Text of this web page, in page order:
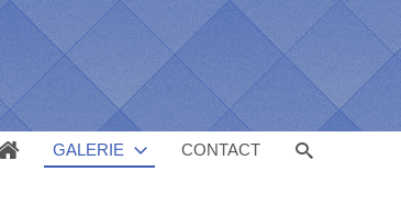
GALERIE CONTACT